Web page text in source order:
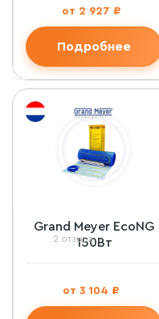
от 2 927 ₽
Подробнее
2 отзыва
Grand Meyer EcoNG
150Вт
от 3 104 ₽